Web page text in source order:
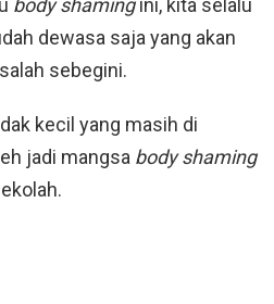
body shamingini, kita selalu
dewasa saja yang akan
sebegini.
kecil yang masih di
jadi mangsa body shaming